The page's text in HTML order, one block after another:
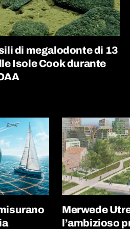
di megalodonte di 13
Isole Cook durante
Merwede
l’ambizioso